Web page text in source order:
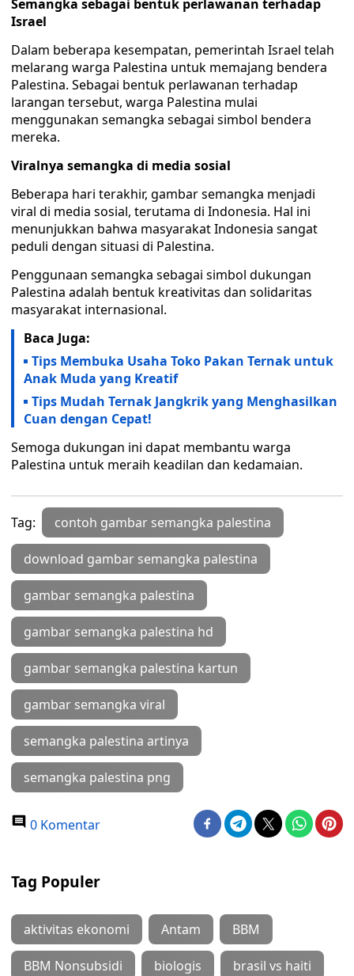
Semangka sebagai bentuk perlawanan terhadap
Israel
Dalam beberapa kesempatan, pemerintah Israel telah
melarang warga Palestina untuk memajang bendera
Palestina. Sebagai bentuk perlawanan terhadap
larangan tersebut, warga Palestina mulai
menggunakan semangka sebagai simbol bendera
mereka.
Viralnya semangka di media sosial
Beberapa hari terakhir, gambar semangka menjadi
viral di media sosial, terutama di Indonesia. Hal ini
menunjukkan bahwa masyarakat Indonesia sangat
peduli dengan situasi di Palestina.
Penggunaan semangka sebagai simbol dukungan
Palestina adalah bentuk kreativitas dan solidaritas
masyarakat internasional.
Baca Juga:
Tips Membuka Usaha Toko Pakan Ternak untuk
Anak Muda yang Kreatif
Tips Mudah Ternak Jangkrik yang Menghasilkan
Cuan dengan Cepat!
Semoga dukungan ini dapat membantu warga
Palestina untuk meraih keadilan dan kedamaian.
Tag: contoh gambar semangka palestina
download gambar semangka palestina
gambar semangka palestina
gambar semangka palestina hd
gambar semangka palestina kartun
gambar semangka viral
semangka palestina artinya
semangka palestina png
0 Komentar
Tag Populer
aktivitas ekonomi Antam BBM
BBM Nonsubsidi biologis brasil vs haiti